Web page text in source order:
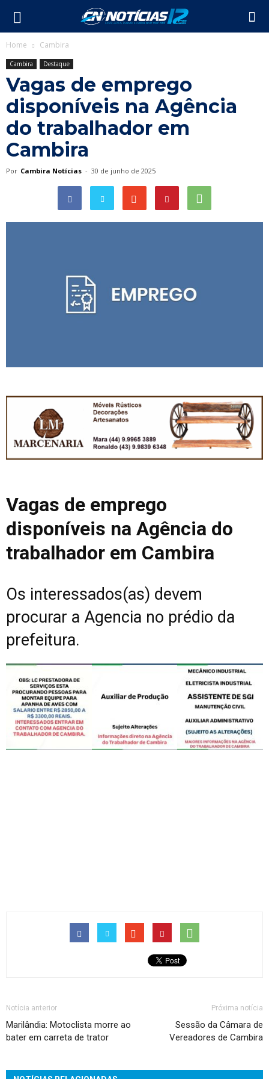
Home Cambira
Cambira Destaque
Vagas de emprego
disponíveis na Agência
do trabalhador em
Cambira
Por Cambira Notícias - 30 de junho de 2025
Vagas de emprego
disponíveis na Agência do
trabalhador em Cambira
Os interessados(as) devem
procurar a Agencia no prédio da
prefeitura.
Notícia anterior
Marilândia: Motoclista morre ao
bater em carreta de trator
Próxima notícia
Sessão da Câmara de
Vereadores de Cambira